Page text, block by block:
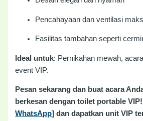
Pencahayaan dan ventilasi
Fasilitas tambahan seperti
Ideal untuk: Pernikahan mewah,
event VIP.
Pesan sekarang dan buat acara
berkesan dengan toilet portable
WhatsApp] dan dapatkan unit VIP